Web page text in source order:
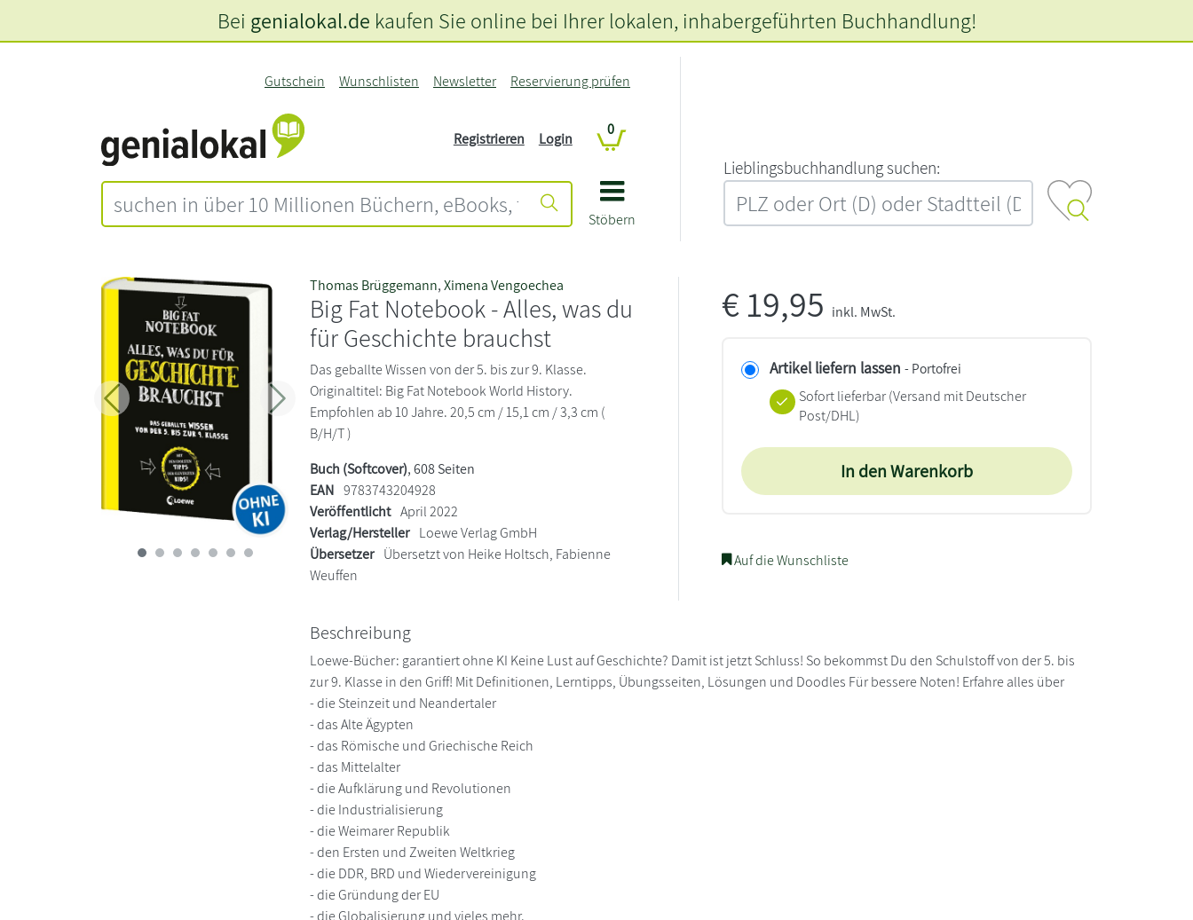
Stöbern
Gutschein Wunschlisten Newsletter Reservierung prüfen
Registrieren Login
0
L‍i‍e‍b‍l‍i‍n‍g‍s‍b‍u‍c‍h‍h‍a‍n‍d‍l‍u‍n‍g‍ ‍s‍u‍c‍h‍e‍n‍:‍
Bei genialokal.de kaufen Sie online bei Ihrer lokalen, inhabergeführten Buchhandlung!
Zurück Weiter
Thomas Brüggemann,Ximena Vengoechea
Big Fat Notebook - Alles, was du
für Geschichte brauchst
Das geballte Wissen von der 5. bis zur 9. Klasse.
Originaltitel: Big Fat Notebook World History.
Empfohlen ab 10 Jahre. 20,5 cm / 15,1 cm / 3,3 cm (
B/H/T )
Buch (Softcover), 608 Seiten
EAN 9783743204928
Veröffentlicht April 2022
Verlag/Hersteller Loewe Verlag GmbH
Übersetzer Übersetzt von Heike Holtsch, Fabienne
Weuffen
€19,95 inkl. MwSt.
Artikel liefern lassen - Portofrei
Sofort lieferbar(Versand mit Deutscher
Post/DHL)
In den Warenkorb
Auf die Wunschliste
Beschreibung
Loewe-Bücher: garantiert ohne KI Keine Lust auf Geschichte? Damit ist jetzt Schluss! So bekommst Du den Schulstoff von der 5. bis
zur 9. Klasse in den Griff! Mit Definitionen, Lerntipps, Übungsseiten, Lösungen und Doodles Für bessere Noten! Erfahre alles über
- die Steinzeit und Neandertaler
- das Alte Ägypten
- das Römische und Griechische Reich
- das Mittelalter
- die Aufklärung und Revolutionen
- die Industrialisierung
- die Weimarer Republik
- den Ersten und Zweiten Weltkrieg
- die DDR, BRD und Wiedervereinigung
- die Gründung der EU
- die Globalisierung und vieles mehr.